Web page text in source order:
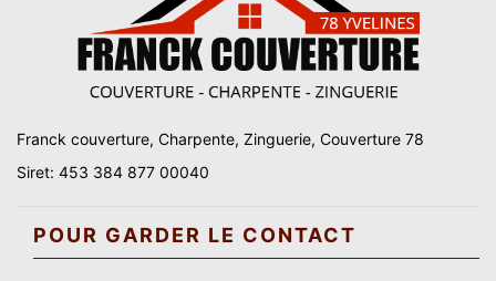
Franck couverture, Charpente, Zinguerie, Couverture 78
Siret: 453 384 877 00040
POUR GARDER LE CONTACT